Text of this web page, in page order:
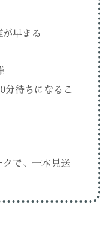
早まる
分待ちになるこ
クで、一本見送